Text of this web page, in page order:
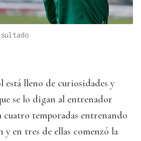
lleno de curiosidades y
se lo digan al entrenador
cuatro temporadas entrenando
en tres de ellas comenzó la